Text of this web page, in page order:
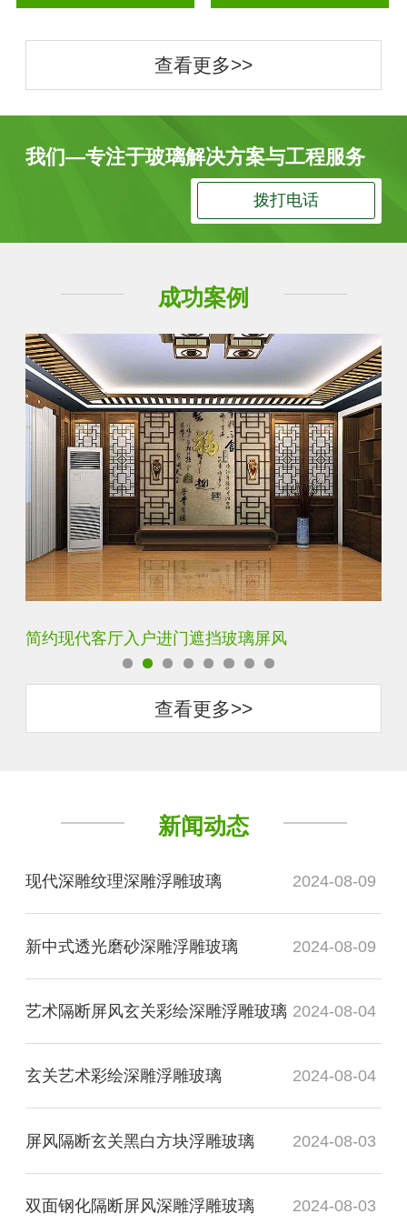
查看更多>>
我们—专注于玻璃解决方案与工程服务
拨打电话
成功案例
铁艺不锈钢玻璃屏风隔断
查看更多>>
新闻动态
现代深雕纹理深雕浮雕玻璃 2024-08-09
新中式透光磨砂深雕浮雕玻璃 2024-08-09
艺术隔断屏风玄关彩绘深雕浮雕玻璃 2024-08-04
玄关艺术彩绘深雕浮雕玻璃 2024-08-04
屏风隔断玄关黑白方块浮雕玻璃 2024-08-03
双面钢化隔断屏风深雕浮雕玻璃 2024-08-03